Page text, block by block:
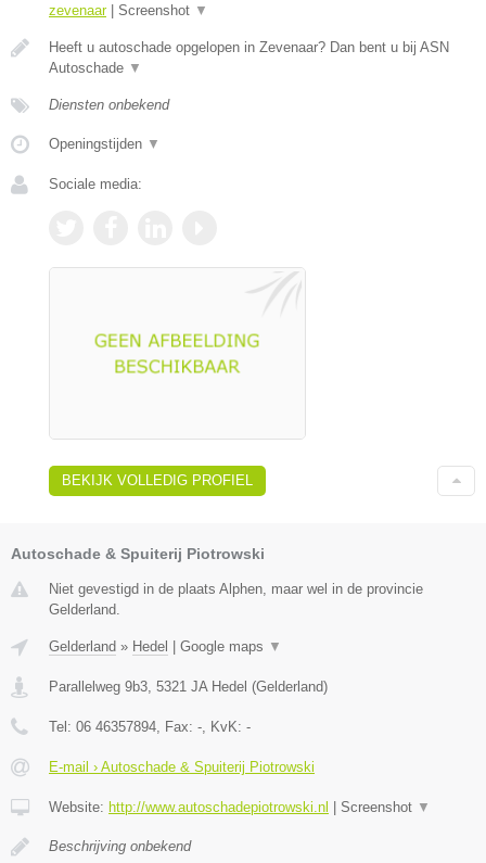
zevenaar| Screenshot ▼
Heeft u autoschade opgelopen in Zevenaar? Dan bent u bij ASN
Autoschade ▼
Diensten onbekend
Openingstijden ▼
Sociale media:
BEKIJK VOLLEDIG PROFIEL
Autoschade & Spuiterij Piotrowski
Niet gevestigd in de plaats Alphen, maar wel in de provincie
Gelderland.
Gelderland » Hedel Google maps ▼
Parallelweg 9b3, 5321 JA Hedel (Gelderland)
Tel: 06 46357894, Fax: -, KvK: -
E-mail › Autoschade & Spuiterij Piotrowski
Website: http://www.autoschadepiotrowski.nl Screenshot ▼
Beschrijving onbekend